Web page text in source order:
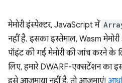
मेमोरी इंस्पेक्टर, JavaScript में
नहीं है. इसका इस्तेमाल, Wasm
पॉइंट की गई मेमोरी की जांच करने के
लिए, हमारे DWARF-एक्सटेंशन का